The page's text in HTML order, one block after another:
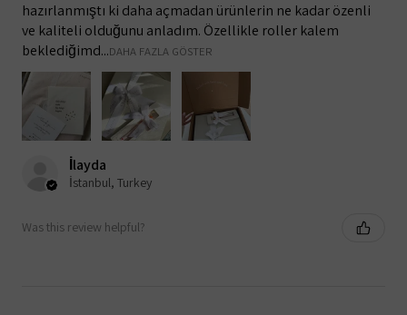
hazırlanmıştı ki daha açmadan ürünlerin ne kadar özenli
ve kaliteli olduğunu anladım. Özellikle roller kalem
beklediğimd...DAHA FAZLA GÖSTER
İlayda
İstanbul, Turkey
Was this review helpful?